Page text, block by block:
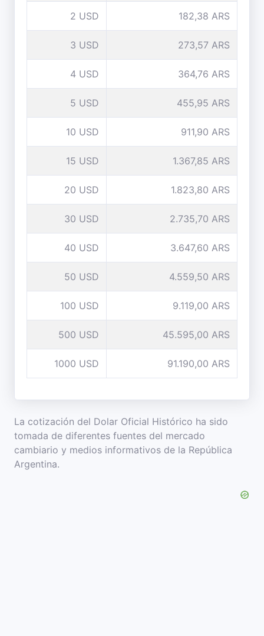
2 USD 182,38 ARS
3 USD 273,57 ARS
4 USD 364,76 ARS
5 USD 455,95 ARS
10 USD 911,90 ARS
15 USD 1.367,85 ARS
20 USD 1.823,80 ARS
30 USD 2.735,70 ARS
40 USD 3.647,60 ARS
50 USD 4.559,50 ARS
100 USD 9.119,00 ARS
500 USD 45.595,00 ARS
1000 USD 91.190,00 ARS
La cotización del Dolar Oficial Histórico ha sido
tomada de diferentes fuentes del mercado
cambiario y medios informativos de la República
Argentina.